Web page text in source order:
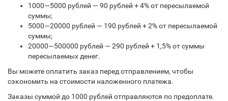
1000—5000 рублей — 90 рублей + 4% от пересылаемой
суммы;
5000—20000 рублей — 190 рублей + 2% от пересылаемой
суммы;
20000—500000 рублей — 290 рублей + 1,5% от суммы
пересылаемых денег.
Вы можете оплатить заказ перед отправлением, чтобы
сэкономить на стоимости наложенного платежа.
Заказы суммой до 1000 рублей отправляются по предоплате.